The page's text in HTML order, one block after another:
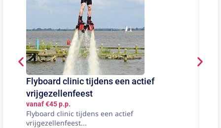
Flyboard clinic tijdens een actief
vrijgezellenfeest
vanaf €45 p.p.
Flyboard clinic tijdens een actief
vrijgezellenfeest...